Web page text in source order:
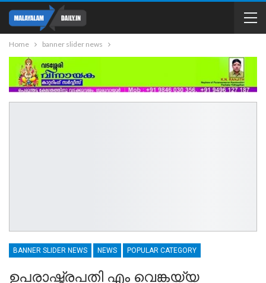
Home banner slider news
BANNER SLIDER NEWS NEWS POPULAR CATEGORY
ഉപരാഷ്ട്രപതി എം വെങ്കയ്യ